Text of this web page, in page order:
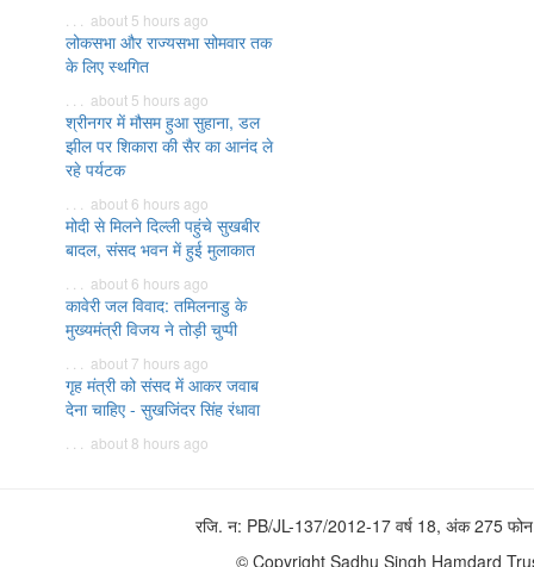
. . . about 5 hours ago
लोकसभा और राज्यसभा सोमवार तक
के लिए स्थगित
. . . about 5 hours ago
श्रीनगर में मौसम हुआ सुहाना, डल
झील पर शिकारा की सैर का आनंद ले
रहे पर्यटक
. . . about 6 hours ago
मोदी से मिलने दिल्ली पहुंचे सुखबीर
बादल, संसद भवन में हुई मुलाकात
. . . about 6 hours ago
कावेरी जल विवाद: तमिलनाडु के
मुख्यमंत्री विजय ने तोड़ी चुप्पी
. . . about 7 hours ago
गृह मंत्री को संसद में आकर जवाब
देना चाहिए - सुखजिंदर सिंह रंधावा
. . . about 8 hours ago
रजि. न: PB/JL-137/2012-17 वर्ष 18, अंक 275
© Copyright Sadhu Singh Hamdard